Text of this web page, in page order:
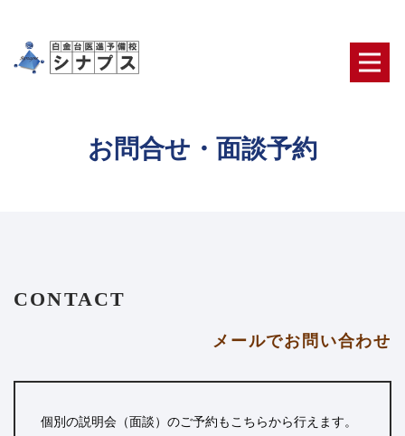
お問合せ・面談予約
CONTACT
メールでお問い合わせ
個別の説明会（面談）のご予約もこちらから行えます。